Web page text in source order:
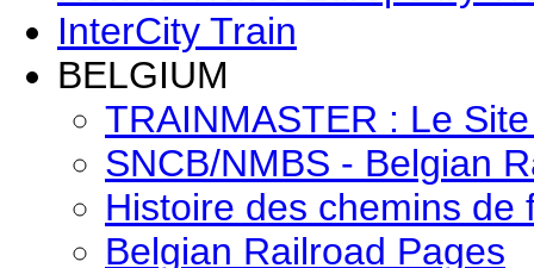
InterCity Train
BELGIUM
TRAINMASTER : Le
SNCB/NMBS - Belgian
Histoire des chemins de
Belgian Railroad Pages